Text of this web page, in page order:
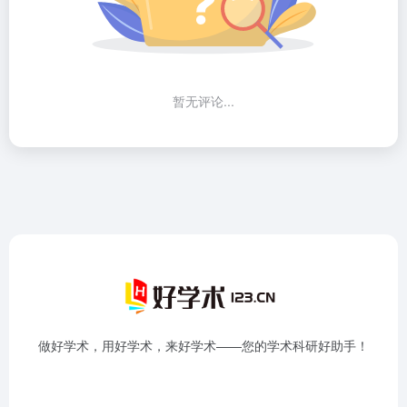
暂无评论...
做好学术，用好学术，来好学术——您的学术科研好助手！